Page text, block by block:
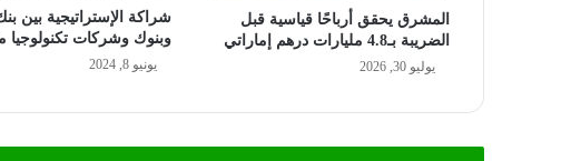
المشرق يحقق أرباحًا قياسية قبل
الضريبة بـ4.8 مليارات درهم إماراتي
يوليو 30, 2026
شراكة الإستراتيجية بين
وبنوك وشركات تكنولوجيا
يونيو 8, 2024